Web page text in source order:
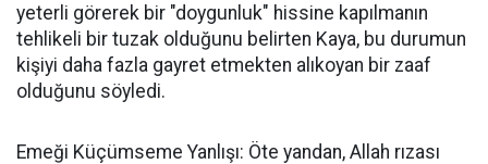
yeterli görerek bir "doygunluk" hissine kapılmanın
tehlikeli bir tuzak olduğunu belirten Kaya, bu durumun
kişiyi daha fazla gayret etmekten alıkoyan bir zaaf
olduğunu söyledi.
Emeği Küçümseme Yanlışı: Öte yandan, Allah rızası